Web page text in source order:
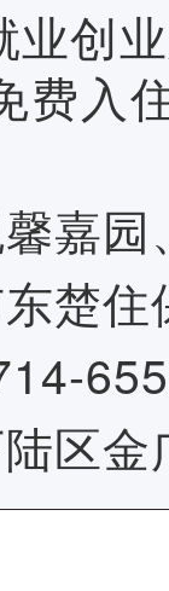
业创
费入
嘉园
楚住
区